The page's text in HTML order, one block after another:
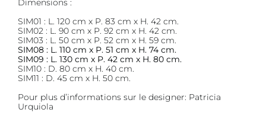
Dimensions :
SIM01 : L. 120 cm x P. 83 cm x H. 42 cm.
SIM02 : L. 90 cm x P. 92 cm x H. 42 cm.
SIM03 : L. 50 cm x P. 52 cm x H. 59 cm.
SIM08 : L. 110 cm x P. 51 cm x H. 74 cm.
SIM09 : L. 130 cm x P. 42 cm x H. 80 cm.
SIM10 : D. 80 cm x H. 40 cm.
SIM11 : D. 45 cm x H. 50 cm.
Pour plus d’informations sur le designer: Patricia
Urquiola